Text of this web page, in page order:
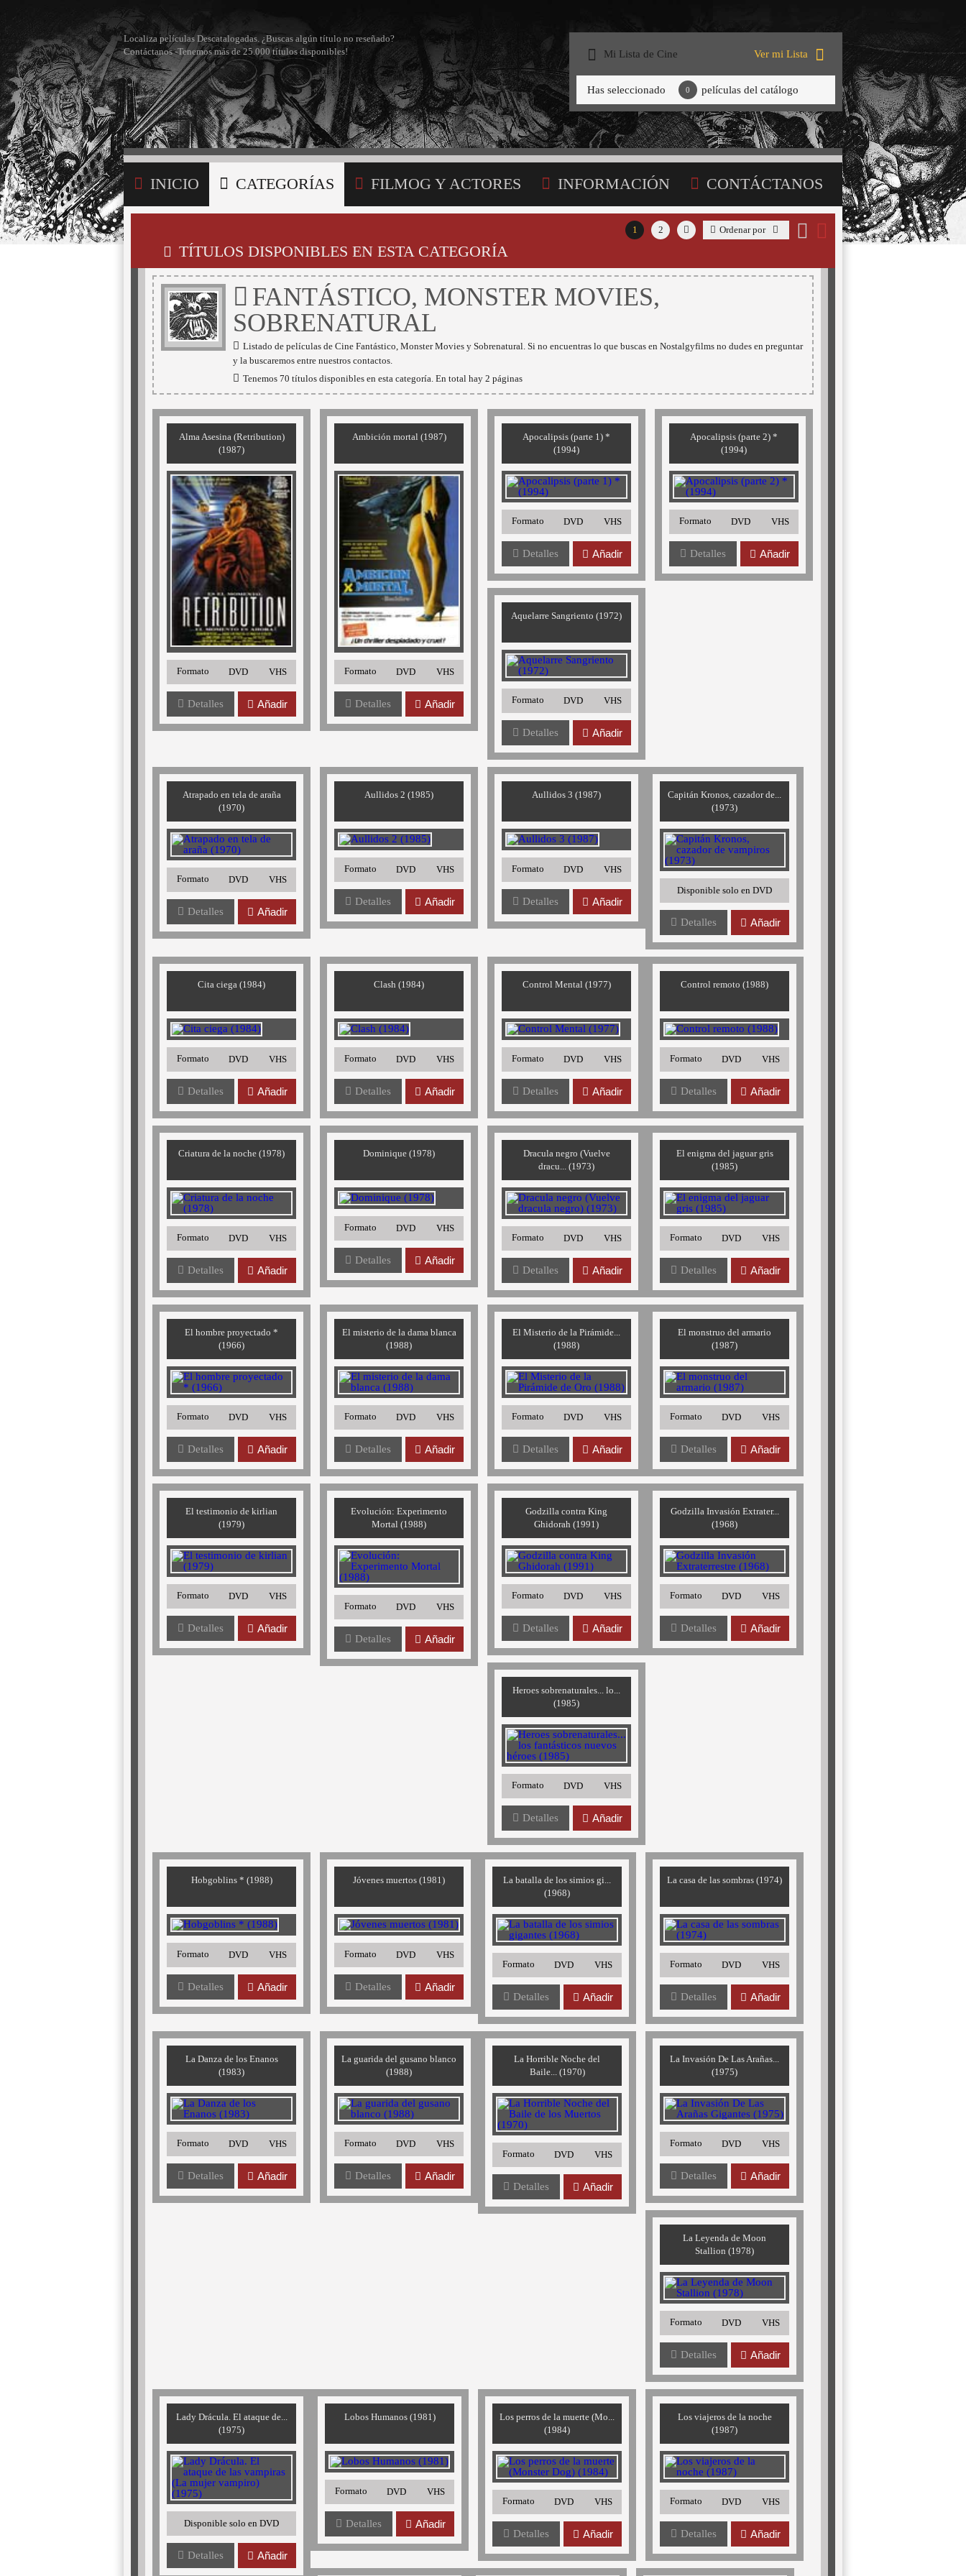
Localiza películas Descatalogadas. ¿Buscas algún título no reseñado?
Contáctanos -Tenemos más de 25.000 títulos disponibles!
Mi Lista de Cine Ver mi Lista
Has seleccionado 0 películas del catálogo
INICIO CATEGORÍAS FILMOG Y ACTORES INFORMACIÓN CONTÁCTANOS
1 2 Ordenar por
TÍTULOS DISPONIBLES EN ESTA CATEGORÍA
FANTÁSTICO, MONSTER MOVIES,
SOBRENATURAL
Listado de películas de Cine Fantástico, Monster Movies y Sobrenatural. Si no encuentras lo que buscas en Nostalgyfilms no dudes en preguntar
y la buscaremos entre nuestros contactos.
Tenemos 70 títulos disponibles en esta categoría. En total hay 2 páginas
Alma Asesina (Retribution)
(1987)
Formato DVD VHS
Detalles Añadir
Ambición mortal (1987)
Formato DVD VHS
Detalles Añadir
Apocalipsis (parte 1) *
(1994)
Formato DVD VHS
Detalles Añadir
Apocalipsis (parte 2) *
(1994)
Formato DVD VHS
Detalles Añadir
Aquelarre Sangriento (1972)
Formato DVD VHS
Detalles Añadir
Atrapado en tela de araña
(1970)
Formato DVD VHS
Detalles Añadir
Aullidos 2 (1985)
Formato DVD VHS
Detalles Añadir
Aullidos 3 (1987)
Formato DVD VHS
Detalles Añadir
Capitán Kronos, cazador de...
(1973)
Disponible solo en DVD
Detalles Añadir
Cita ciega (1984)
Formato DVD VHS
Detalles Añadir
Clash (1984)
Formato DVD VHS
Detalles Añadir
Control Mental (1977)
Formato DVD VHS
Detalles Añadir
Control remoto (1988)
Formato DVD VHS
Detalles Añadir
Criatura de la noche (1978)
Formato DVD VHS
Detalles Añadir
Dominique (1978)
Formato DVD VHS
Detalles Añadir
Dracula negro (Vuelve
dracu... (1973)
Formato DVD VHS
Detalles Añadir
El enigma del jaguar gris
(1985)
Formato DVD VHS
Detalles Añadir
El hombre proyectado *
(1966)
Formato DVD VHS
Detalles Añadir
El misterio de la dama blanca
(1988)
Formato DVD VHS
Detalles Añadir
El Misterio de la Pirámide...
(1988)
Formato DVD VHS
Detalles Añadir
El monstruo del armario
(1987)
Formato DVD VHS
Detalles Añadir
El testimonio de kirlian
(1979)
Formato DVD VHS
Detalles Añadir
Evolución: Experimento
Mortal (1988)
Formato DVD VHS
Detalles Añadir
Godzilla contra King
Ghidorah (1991)
Formato DVD VHS
Detalles Añadir
Godzilla Invasión Extrater...
(1968)
Formato DVD VHS
Detalles Añadir
Heroes sobrenaturales... lo...
(1985)
Formato DVD VHS
Detalles Añadir
Hobgoblins * (1988)
Formato DVD VHS
Detalles Añadir
Jóvenes muertos (1981)
Formato DVD VHS
Detalles Añadir
La batalla de los simios gi...
(1968)
Formato DVD VHS
Detalles Añadir
La casa de las sombras (1974)
Formato DVD VHS
Detalles Añadir
La Danza de los Enanos
(1983)
Formato DVD VHS
Detalles Añadir
La guarida del gusano blanco
(1988)
Formato DVD VHS
Detalles Añadir
La Horrible Noche del
Baile... (1970)
Formato DVD VHS
Detalles Añadir
La Invasión De Las Arañas...
(1975)
Formato DVD VHS
Detalles Añadir
La Leyenda de Moon
Stallion (1978)
Formato DVD VHS
Detalles Añadir
Lady Drácula. El ataque de...
(1975)
Disponible solo en DVD
Detalles Añadir
Lobos Humanos (1981)
Formato DVD VHS
Detalles Añadir
Los perros de la muerte (Mo...
(1984)
Formato DVD VHS
Detalles Añadir
Los viajeros de la noche
(1987)
Formato DVD VHS
Detalles Añadir